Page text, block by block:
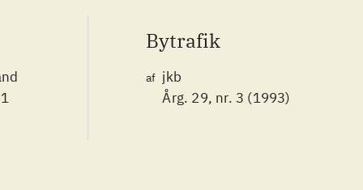
Bytrafik
af jkb
Årg. 29, nr. 3 (1993)